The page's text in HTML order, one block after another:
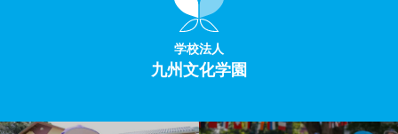
学校法人
九州文化学園